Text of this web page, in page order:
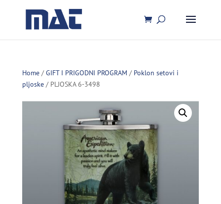
Home/GIFT I PRIGODNI PROGRAM / Poklon setovi i
pljoske/ PLJOSKA 6-3498